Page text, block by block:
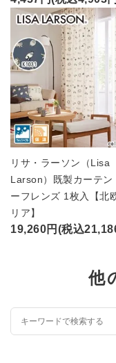
リサ・ラーソン（Lisa
Larson）既製カーテン
ーフレンズ 1枚入【北
リア】
19,260円(税込
他